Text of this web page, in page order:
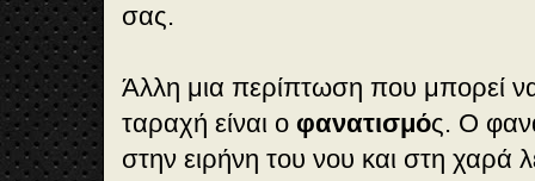
σας.
Άλλη μια περίπτωση που μπορεί να
ταραχή είναι ο φανατισμός. Ο
στην ειρήνη του νου και στη χαρά